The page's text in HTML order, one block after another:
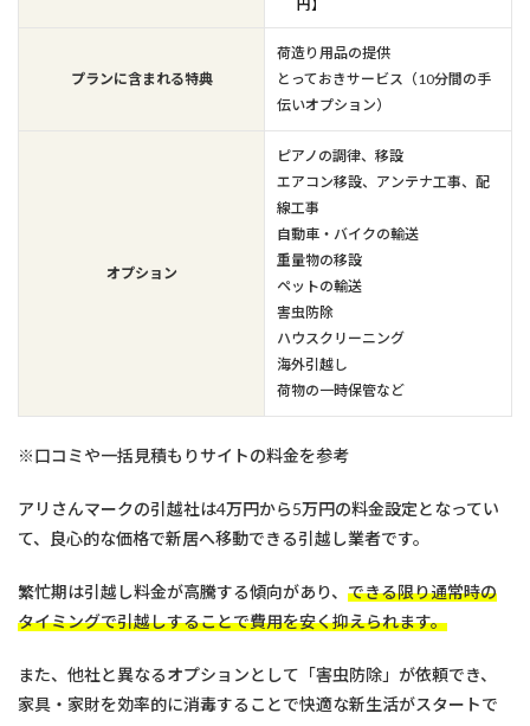
円】
プランに含まれる特典
荷造り用品の提供
とっておきサービス（10分間の手
伝いオプション）
オプション
ピアノの調律、移設
エアコン移設、アンテナ工事、配
線工事
自動車・バイクの輸送
重量物の移設
ペットの輸送
害虫防除
ハウスクリーニング
海外引越し
荷物の一時保管など
※口コミや一括見積もりサイトの料金を参考
アリさんマークの引越社は4万円から5万円の料金設定となってい
て、良心的な価格で新居へ移動できる引越し業者です。
繁忙期は引越し料金が高騰する傾向があり、 できる限り通常時の
タイミングで引越しすることで費用を安く抑えられます。
また、他社と異なるオプションとして「害虫防除」が依頼でき、
家具・家財を効率的に消毒することで快適な新生活がスタートで